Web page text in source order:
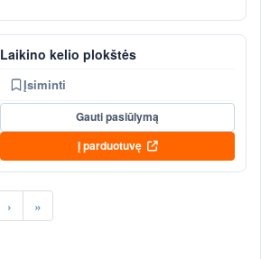
Laikino kelio plokštės
Įsiminti
Gauti pasiūlymą
Į parduotuvę
› »